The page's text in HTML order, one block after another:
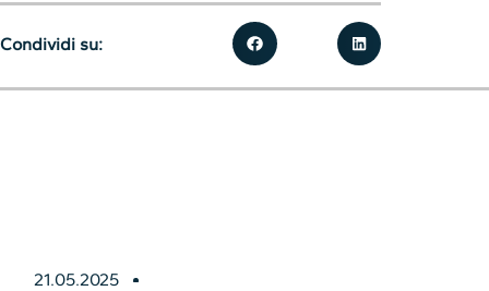
21.05.2025
Condividi su: